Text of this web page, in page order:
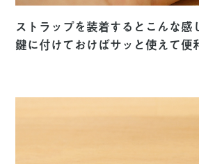
ストラップを装着するとこんな感
鍵に付けておけばサッと使えて便